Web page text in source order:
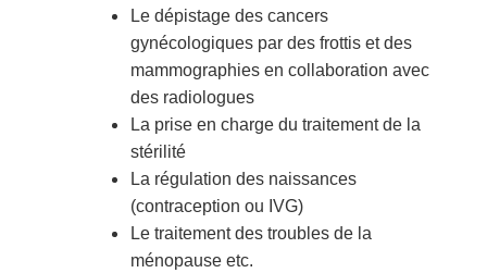
Le dépistage des cancers
gynécologiques par des frottis et des
mammographies en collaboration avec
des radiologues
La prise en charge du traitement de la
stérilité
La régulation des naissances
(contraception ou IVG)
Le traitement des troubles de la
ménopause etc.